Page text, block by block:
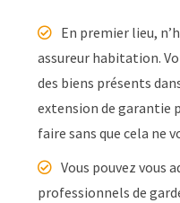
En premier lieu,
assureur habitation.
des biens présents
extension de garantie
faire sans que cela ne
Vous pouvez vous
professionnels de